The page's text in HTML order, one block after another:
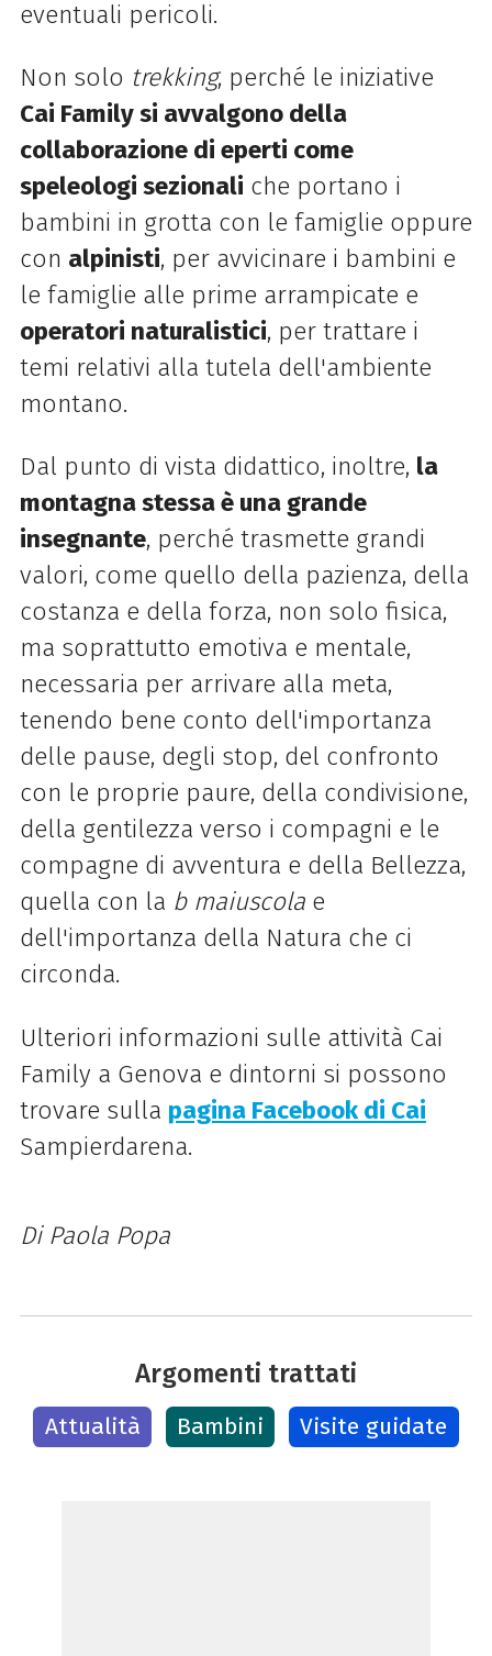
eventuali pericoli.
Non solo trekking, perché le iniziative
Cai Family si avvalgono della
collaborazione di eperti come
speleologi sezionali che portano i
bambini in grotta con le famiglie oppure
con alpinisti, per avvicinare i bambini e
le famiglie alle prime arrampicate e
operatori naturalistici, per trattare i
temi relativi alla tutela dell'ambiente
montano.
Dal punto di vista didattico, inoltre, la
montagna stessa è una grande
insegnante, perché trasmette grandi
valori, come quello della pazienza, della
costanza e della forza, non solo fisica,
ma soprattutto emotiva e mentale,
necessaria per arrivare alla meta,
tenendo bene conto dell'importanza
delle pause, degli stop, del confronto
con le proprie paure, della condivisione,
della gentilezza verso i compagni e le
compagne di avventura e della Bellezza,
quella con la b maiuscola e
dell'importanza della Natura che ci
circonda.
Ulteriori informazioni sulle attività Cai
Family a Genova e dintorni si possono
trovare sulla pagina Facebook di Cai
Sampierdarena.
Di Paola Popa
Argomenti trattati
Attualità Bambini Visite guidate